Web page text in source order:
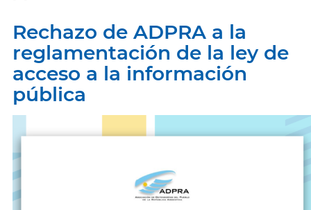
Rechazo de ADPRA a la
reglamentación de la ley de
acceso a la información
pública